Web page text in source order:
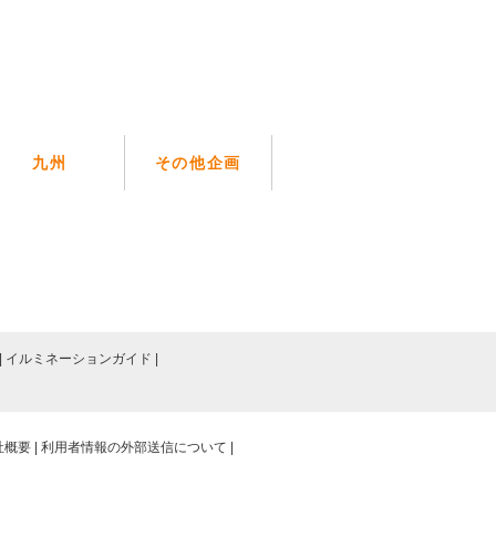
九州 その他企画
イルミネーションガイド
概要 利用者情報の外部送信について